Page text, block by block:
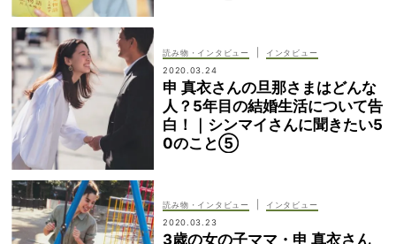
読み物・インタビュー
インタビュー
2020.03.24
申 真衣さんの旦那さまはどんな
人？5年目の結婚生活について告
白！｜シンマイさんに聞きたい5
0のこと⑤
読み物・インタビュー
インタビュー
2020.03.23
3歳の女の子ママ・申 真衣さん